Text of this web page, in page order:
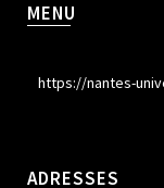
MENU
https://nantes-
ADRESSES